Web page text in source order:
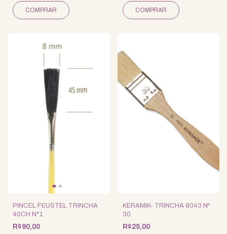
PINCEL FEUSTEL TRINCHA
40CH N°1
R$90,00
KERAMIK- TRINCHA 8043 Nº
30
R$25,00